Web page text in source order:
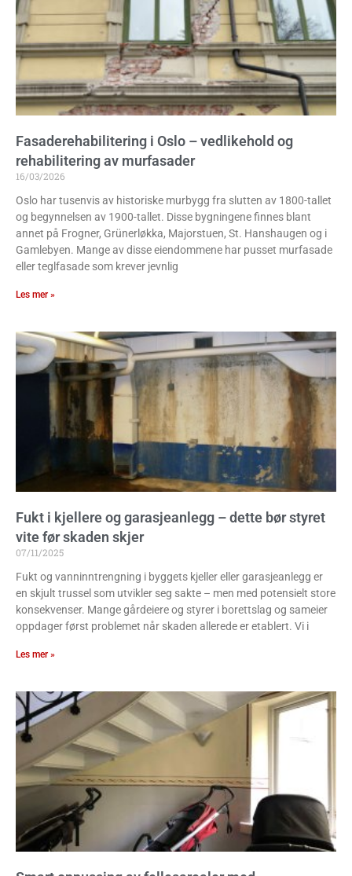
Fasaderehabilitering i Oslo – vedlikehold og
rehabilitering av murfasader
16/03/2026
Oslo har tusenvis av historiske murbygg fra slutten av 1800-tallet
og begynnelsen av 1900-tallet. Disse bygningene finnes blant
annet på Frogner, Grünerløkka, Majorstuen, St. Hanshaugen og i
Gamlebyen. Mange av disse eiendommene har pusset murfasade
eller teglfasade som krever jevnlig
Les mer »
Fukt i kjellere og garasjeanlegg – dette bør styret
vite før skaden skjer
07/11/2025
Fukt og vanninntrengning i byggets kjeller eller garasjeanlegg er
en skjult trussel som utvikler seg sakte – men med potensielt store
konsekvenser. Mange gårdeiere og styrer i borettslag og sameier
oppdager først problemet når skaden allerede er etablert. Vi i
Les mer »